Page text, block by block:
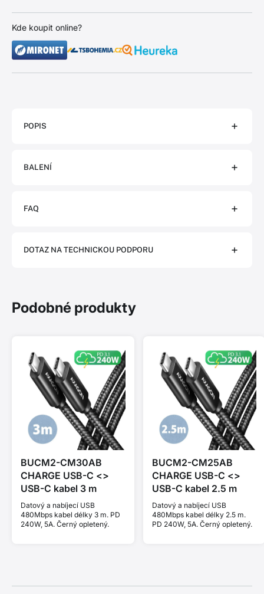
Kde koupit online?
POPIS
BALENÍ
FAQ
DOTAZ NA TECHNICKOU PODPORU
Podobné produkty
BUCM2-CM30AB
CHARGE USB-C <>
USB-C kabel 3 m
Datový a nabíjecí USB
480Mbps kabel délky 3 m. PD
240W, 5A. Černý opletený.
BUCM2-CM25AB
CHARGE USB-C <>
USB-C kabel 2.5 m
Datový a nabíjecí USB
480Mbps kabel délky 2.5 m.
PD 240W, 5A. Černý opletený.